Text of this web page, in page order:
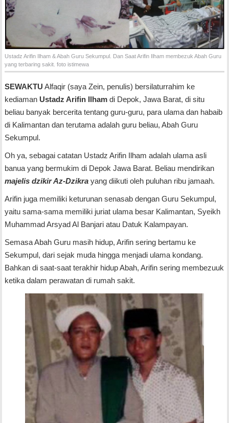
Ustadz Arifin Ilham & Abah Guru Sekumpul. Dan Saat Arifin Ilham membezuk Abah Guru
yang terbaring sakit. foto istimewa
SEWAKTU Alfaqir (saya Zein, penulis) bersilaturrahim ke
kediaman Ustadz Arifin Ilhamdi Depok, Jawa Barat, di situ
beliau banyak bercerita tentang guru-guru, para ulama dan habaib
di Kalimantan dan terutama adalah guru beliau, Abah Guru
Sekumpul.
Oh ya, sebagai catatan Ustadz Arifin Ilham adalah ulama asli
banua yang bermukim di Depok Jawa Barat. Beliau mendirikan
majelis dzikir Az-Dzikrayang diikuti oleh puluhan ribu jamaah.
Arifin juga memiliki keturunan senasab dengan Guru Sekumpul,
yaitu sama-sama memiliki juriat ulama besar Kalimantan, Syeikh
Muhammad Arsyad Al Banjari atau Datuk Kalampayan.
Semasa Abah Guru masih hidup, Arifin sering bertamu ke
Sekumpul, dari sejak muda hingga menjadi ulama kondang.
Bahkan di saat-saat terakhir hidup Abah, Arifin sering membezuuk
ketika dalam perawatan di rumah sakit.